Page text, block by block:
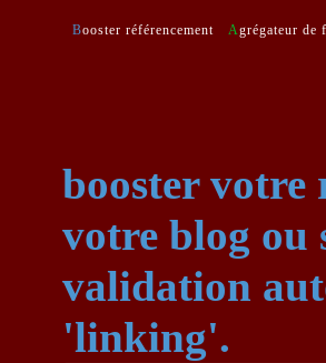
Booster référencement Agrégateur
booster votre
votre blog ou
validation
'linking'.